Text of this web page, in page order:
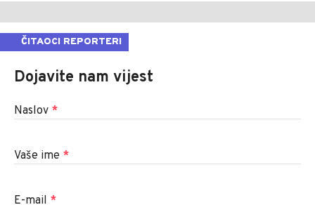
ČITAOCI REPORTERI
Dojavite nam vijest
Naslov *
Vaše ime *
E-mail *